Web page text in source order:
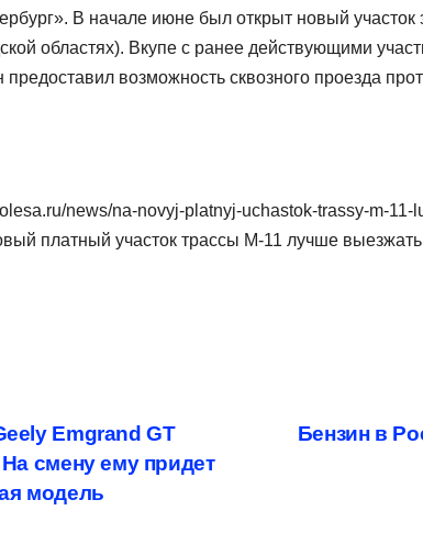
В начале июне был открыт новый участок
областях). Вкупе с ранее действующими
возможность сквозного проезда
news/na-novyj-platnyj-uchastok-trassy-m-
платный участок трассы М-11 лучше
Бензин в
Emgrand GT
смену ему придет
модель